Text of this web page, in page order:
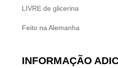
LIVRE de glicerina
Feito na Alemanha
INFORMAÇÃO